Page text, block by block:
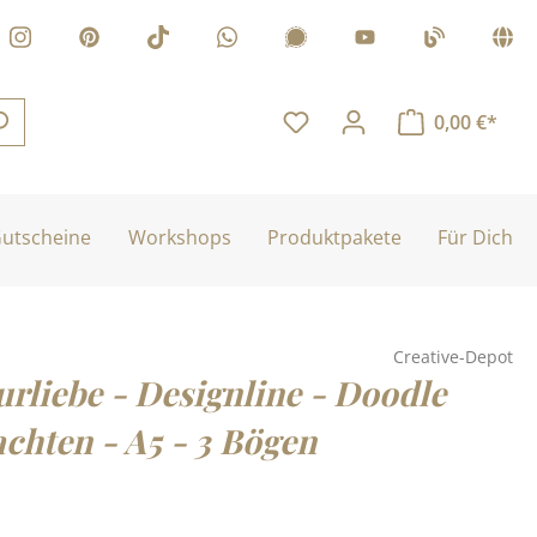
0,00 €*
Workshops Produktpakete Für Dich
Creative-Depot
- Designline - Doodle
- A5 - 3 Bögen